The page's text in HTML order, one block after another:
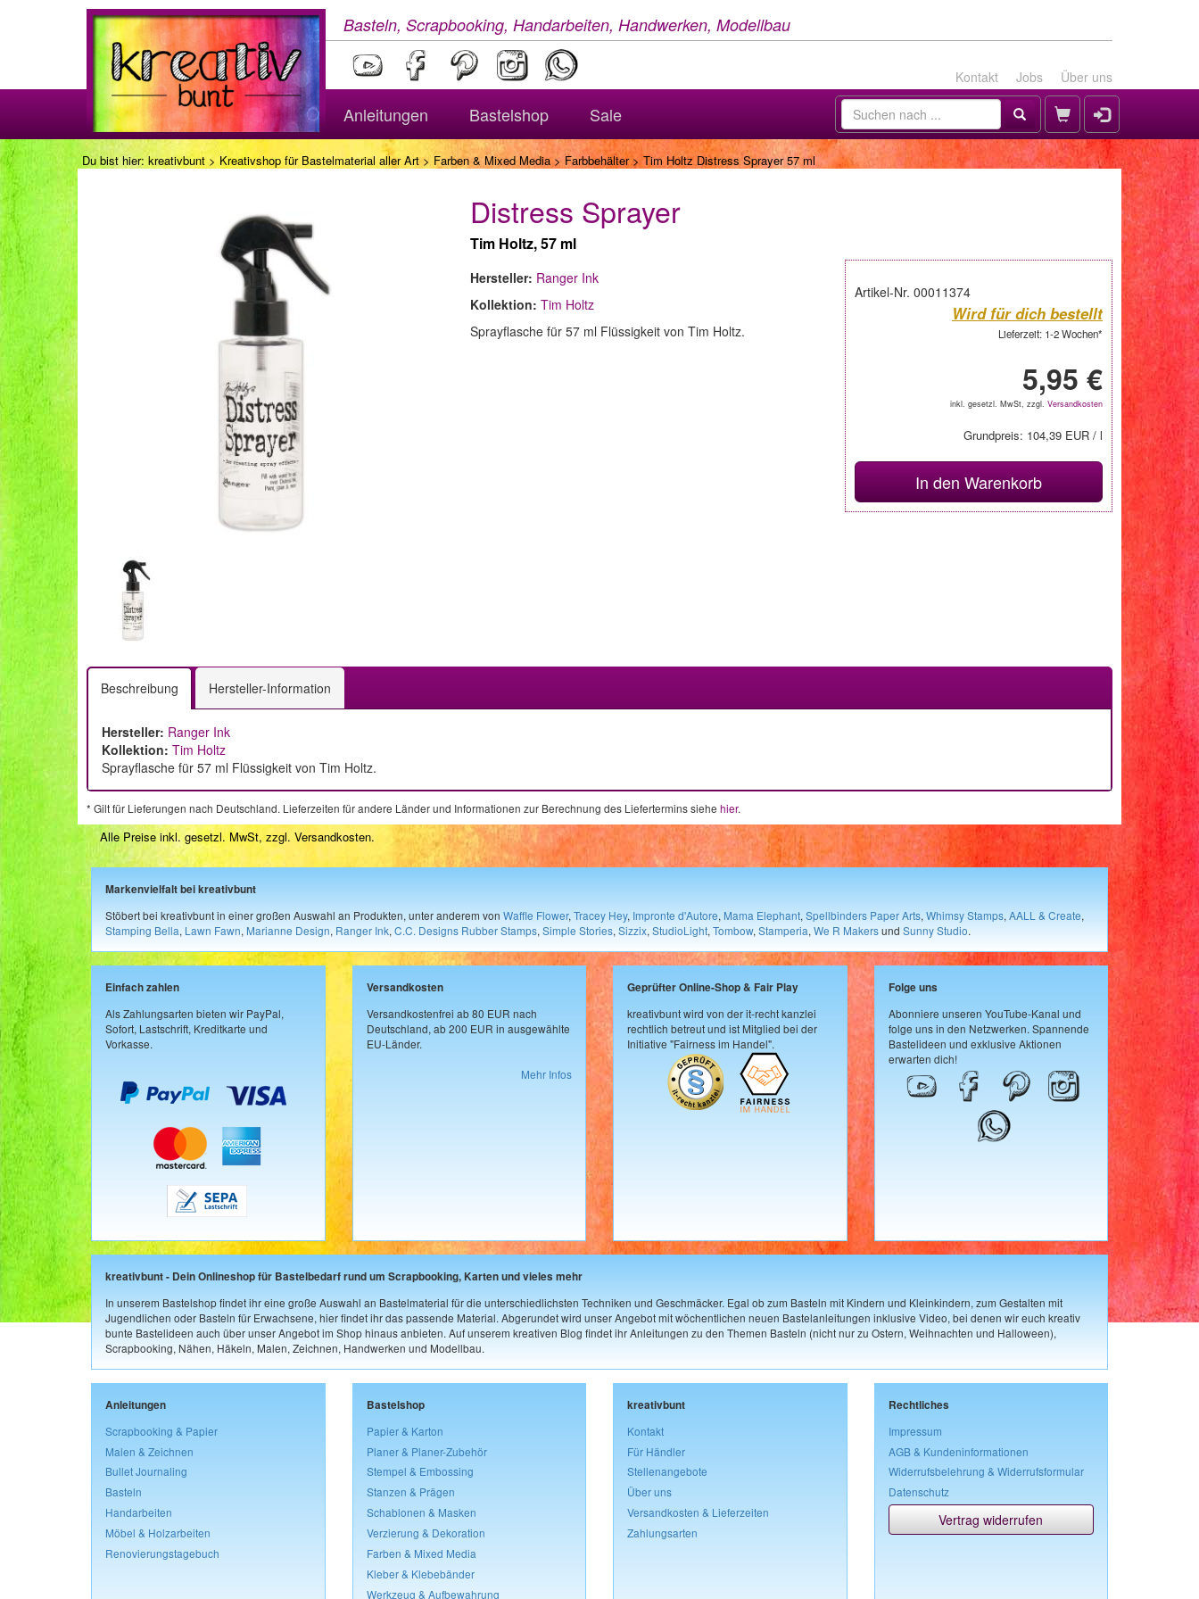
Basteln, Scrapbooking, Handarbeiten, Handwerken, Modellbau
Kontakt Jobs Über uns
Anleitungen Bastelshop Sale
Du bist hier: kreativbunt > Kreativshop für Bastelmaterial aller Art> Farben & Mixed Media>Farbbehälter> Tim Holtz Distress Sprayer 57 ml
Distress Sprayer
Tim Holtz, 57 ml
Artikel-Nr. 00011374
Wird für dich bestellt
Lieferzeit: 1-2 Wochen*
5,95 €
inkl. gesetzl. MwSt, zzgl. Versandkosten
Grundpreis: 104,39 EUR / l
In den Warenkorb
Hersteller: Ranger Ink
Kollektion: Tim Holtz
Sprayflasche für 57 ml Flüssigkeit von Tim Holtz.
Beschreibung Hersteller-Information
Hersteller: Ranger Ink
Kollektion: Tim Holtz
Sprayflasche für 57 ml Flüssigkeit von Tim Holtz.
* Gilt für Lieferungen nach Deutschland. Lieferzeiten für andere Länder und Informationen zur Berechnung des Liefertermins siehe hier.
Alle Preise inkl. gesetzl. MwSt, zzgl. Versandkosten.
Markenvielfalt bei kreativbunt
Stöbert bei kreativbunt in einer großen Auswahl an Produkten, unter anderem von Waffle Flower, Tracey Hey, Impronte d'Autore, Mama Elephant, Spellbinders Paper Arts, Whimsy Stamps, AALL & Create,
Stamping Bella, Lawn Fawn, Marianne Design, Ranger Ink, C.C. Designs Rubber Stamps, Simple Stories, Sizzix, StudioLight, Tombow, Stamperia, We R Makersund Sunny Studio.
Einfach zahlen
Als Zahlungsarten bieten wir PayPal,
Sofort, Lastschrift, Kreditkarte und
Vorkasse.
Versandkosten
Versandkostenfrei ab 80 EUR nach
Deutschland, ab 200 EUR in ausgewählte
EU-Länder.
Mehr Infos
Geprüfter Online-Shop & Fair Play
kreativbunt wird von der it-recht kanzlei
rechtlich betreut und ist Mitglied bei der
Initiative "Fairness im Handel".
Folge uns
Abonniere unseren YouTube-Kanal und
folge uns in den Netzwerken. Spannende
Bastelideen und exklusive Aktionen
erwarten dich!
kreativbunt - Dein Onlineshop für Bastelbedarf rund um Scrapbooking, Karten und vieles mehr
In unserem Bastelshop findet ihr eine große Auswahl an Bastelmaterial für die unterschiedlichsten Techniken und Geschmäcker. Egal ob zum Basteln mit Kindern und Kleinkindern, zum Gestalten mit
Jugendlichen oder Basteln für Erwachsene, hier findet ihr das passende Material. Abgerundet wird unser Angebot mit wöchentlichen neuen Bastelanleitungen inklusive Video, bei denen wir euch kreativ
bunte Bastelideen auch über unser Angebot im Shop hinaus anbieten. Auf unserem kreativen Blog findet ihr Anleitungen zu den Themen Basteln (nicht nur zu Ostern, Weihnachten und Halloween),
Scrapbooking, Nähen, Häkeln, Malen, Zeichnen, Handwerken und Modellbau.
Anleitungen
Scrapbooking & Papier
Malen & Zeichnen
Bullet Journaling
Basteln
Handarbeiten
Möbel & Holzarbeiten
Renovierungstagebuch
Bastelshop
Papier & Karton
Planer & Planer-Zubehör
Stempel & Embossing
Stanzen & Prägen
Schablonen & Masken
Verzierung & Dekoration
Farben & Mixed Media
Kleber & Klebebänder
Werkzeug & Aufbewahrung
kreativbunt
Kontakt
Für Händler
Stellenangebote
Über uns
Versandkosten & Lieferzeiten
Zahlungsarten
Rechtliches
Impressum
AGB & Kundeninformationen
Widerrufsbelehrung & Widerrufsformular
Datenschutz
Vertrag widerrufen